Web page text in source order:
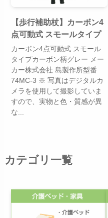
【歩行補助杖】カーボン4
点可動式 スモールタイプ
カーボン4点可動式 スモール
タイプカーボン柄グレー メー
カー株式会社 島製作所型番
74MC-3 ※ 写真はデジタルカ
メラを使用して撮影していま
すので、実物と色・質感が異
な...
カテゴリ一覧